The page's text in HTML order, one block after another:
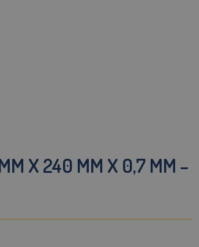
X 240 MM X 0,7 MM –